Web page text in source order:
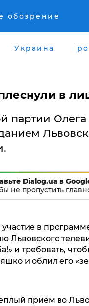
обозрение
Украина
в
партии
Dialog.ua в
не пропустить
в
Львовского
и требовать,
и облил его
прием во